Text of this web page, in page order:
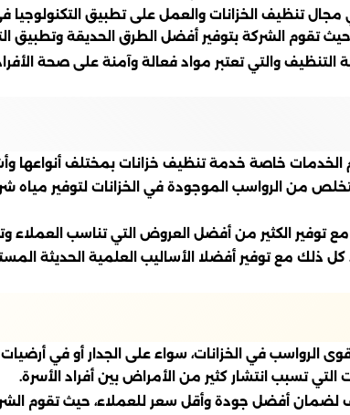
تنظيف الخزانات والعمل على تطبيق التكنولوجيا
تقوم الشركة بتوفير أفضل الطرق الحديقة وتطبيق
التنظيف والتي تعتبر مواد فعالة وآمنة على صحة
الخدمات خاصة خدمة تنظيف خزانات بمختلف أنواعها
من الرواسب الموجودة في الخزانات لتوفير مياه
الكثير من أفضل العروض التي تناسب العملاء
كل ذلك مع توفير أفضلا الأساليب العلمية الحديثة
في الخزانات، سواء على الجدار أو في أرضيات
التي تسبب انتشار كثير من الأمراض بين أفراد الأسرة.
لضمان أفضل جودة وأقل سعر للعملاء، حيث تقوم